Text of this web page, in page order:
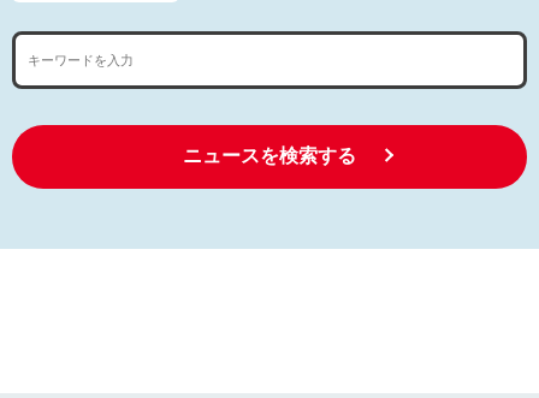
ニュースを検索する